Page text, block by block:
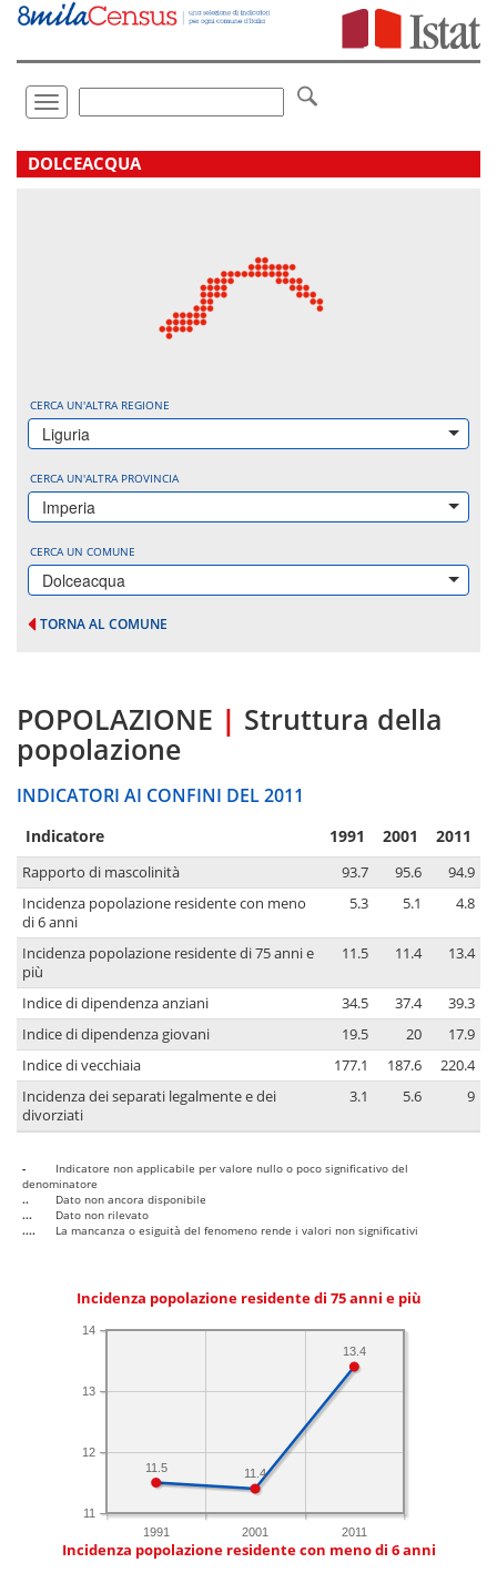
Vai
direttamente
Toggle
navigation
.
DOLCEACQUA
CERCA UN'ALTRA REGIONE
Liguria
CERCA UN'ALTRA PROVINCIA
Imperia
CERCA UN COMUNE
Dolceacqua
TORNA AL COMUNE
POPOLAZIONE | Struttura della
popolazione
INDICATORI AI CONFINI DEL 2011
Indicatore 1991 2001 2011
Rapporto di mascolinità 93.7 95.6
94.9
Incidenza popolazione residente con meno
di 6 anni
5.3 5.1 4.8
Incidenza popolazione residente di 75 anni e
più
11.5 11.4 13.4
Indice di dipendenza anziani 34.5 37.4
39.3
Indice di dipendenza giovani
19.5 20
17.9
Indice di vecchiaia
177.1 187.6
220.4
Incidenza dei separati legalmente e dei
divorziati
3.1 5.6 9
-
Indicatore non applicabile per valore nullo o poco significativo del
denominatore
..
Dato non ancora disponibile
...
Dato non rilevato
....
La mancanza o esiguità del fenomeno rende i valori non significativi
Incidenza popolazione residente di 75 anni e più
1991 2001 2011
11
12
13
14
13.4
11.4
11.5
Incidenza popolazione residente con meno di 6 anni